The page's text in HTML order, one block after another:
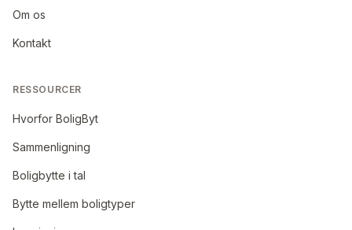
Om os
Kontakt
RESSOURCER
Hvorfor BoligByt
Sammenligning
Boligbytte i tal
Bytte mellem boligtyper